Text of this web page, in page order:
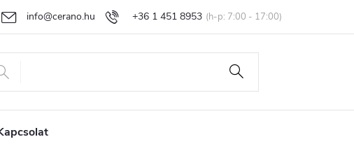
+36 1 451 8953
info@cerano.hu
Egyedi árazás Áru visszaküldése és reklamáció Általános Szerződési